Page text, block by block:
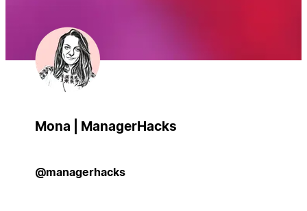
Mona | ManagerHacks
@managerhacks